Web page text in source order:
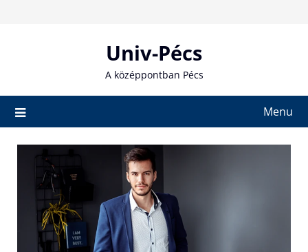
Univ-Pécs
A középpontban Pécs
Menu